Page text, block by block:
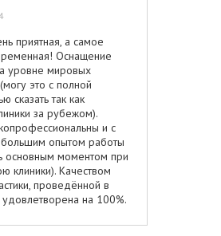
приятная, а самое
Оснащение
уровне мировых
это с полной
сказать так как
за рубежом).
и с
большим опытом работы
основным моментом при
клиники). Качеством
проведённой в
на 100%.